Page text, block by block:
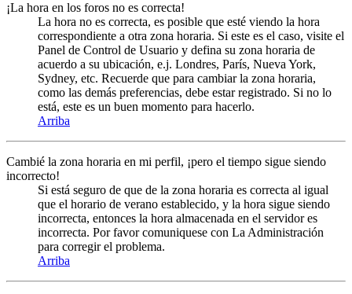
¡La hora en los foros no es correcta!
La hora no es correcta, es posible que esté viendo la hora
correspondiente a otra zona horaria. Si este es el caso, visite el
Panel de Control de Usuario y defina su zona horaria de
acuerdo a su ubicación, e.j. Londres, París, Nueva York,
Sydney, etc. Recuerde que para cambiar la zona horaria,
como las demás preferencias, debe estar registrado. Si no lo
está, este es un buen momento para hacerlo.
Arriba
Cambié la zona horaria en mi perfil, ¡pero el tiempo sigue siendo
incorrecto!
Si está seguro de que de la zona horaria es correcta al igual
que el horario de verano establecido, y la hora sigue siendo
incorrecta, entonces la hora almacenada en el servidor es
incorrecta. Por favor comuniquese con La Administración
para corregir el problema.
Arriba